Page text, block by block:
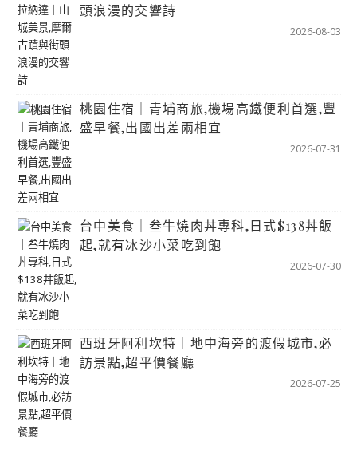
頭浪漫的交響詩
2026-08-03
桃園住宿｜青埔商旅,機場高鐵便利首選,豐
盛早餐,出國出差兩相宜
2026-07-31
台中美食｜叁牛燒肉丼專科,日式$138丼飯
起,就有冰沙小菜吃到飽
2026-07-30
西班牙阿利坎特｜地中海旁的渡假城市,必
訪景點,超平價餐廳
2026-07-25